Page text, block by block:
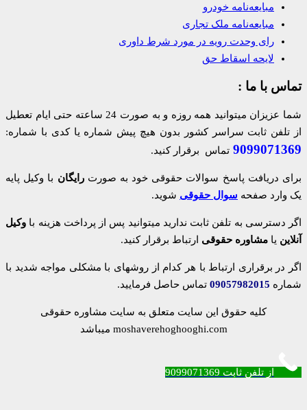
مبایعه‌نامه خودرو
مبایعه‌نامه ملک تجاری
رای وحدت رویه در مورد شرط داوری
لایحه اسقاط حق
تماس با ما :
شما عزیزان میتوانید همه روزه و به صورت 24 ساعته حتی ایام تعطیل
از تلفن ثابت سراسر کشور بدون هیچ پیش شماره یا کدی با شماره:
9099071369 تماس برقرار کنید.
برای دریافت پاسخ سوالات حقوقی خود به صورت رایگان با وکیل پایه
یک وارد صفحه سوال حقوقی شوید.
اگر دسترسی به تلفن ثابت ندارید میتوانید پس از پرداخت هزینه با وکیل
آنلاین یا مشاوره حقوقی ارتباط برقرار کنید.
اگر در برقراری ارتباط با هر کدام از روشهای با مشکلی مواجه شدید با
شماره 09057982015 تماس حاصل فرمایید.
کلیه حقوق این سایت متعلق به سایت مشاوره حقوقی
moshaverehoghooghi.com میباشد
از تلفن ثابت 9099071369